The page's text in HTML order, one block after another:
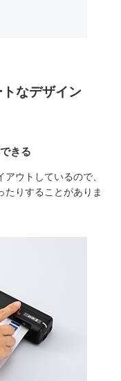
なデザイン
きる
ウトしているので、
たりすることがありま